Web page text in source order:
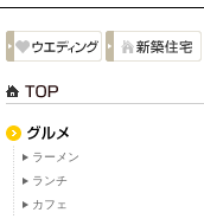
ラーメン
ランチ
カフェ